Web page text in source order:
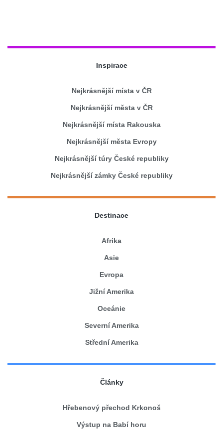
Inspirace
Nejkrásnější místa v ČR
Nejkrásnější města v ČR
Nejkrásnější místa Rakouska
Nejkrásnější města Evropy
Nejkrásnější túry České republiky
Nejkrásnější zámky České republiky
Destinace
Afrika
Asie
Evropa
Jižní Amerika
Oceánie
Severní Amerika
Střední Amerika
Články
Hřebenový přechod Krkonoš
Výstup na Babí horu